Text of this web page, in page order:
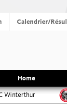
Calendrier/
Home
Winterthur